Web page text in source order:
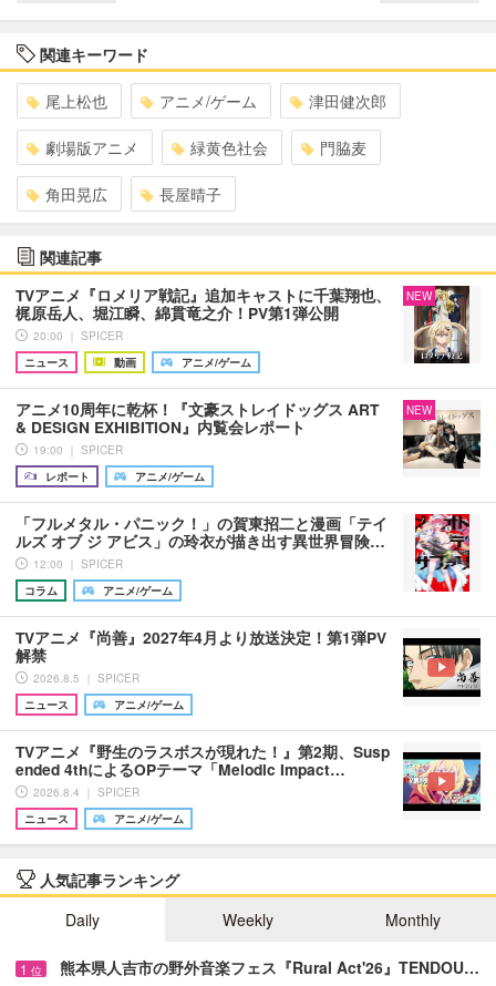
関連キーワード
尾上松也 アニメ/ゲーム 津田健次郎
劇場版アニメ 緑黄色社会 門脇麦
角田晃広 長屋晴子
関連記事
TVアニメ『ロメリア戦記』追加キャストに千葉翔也、
梶原岳人、堀江瞬、綿貫竜之介！PV第1弾公開
20:00 ｜ SPICER
ニュース
動画 アニメ/ゲーム
NEW
アニメ10周年に乾杯！『文豪ストレイドッグス ART
& DESIGN EXHIBITION』内覧会レポート
19:00 ｜ SPICER
レポート
アニメ/ゲーム
NEW
「フルメタル・パニック！」の賀東招二と漫画「テイ
ルズ オブ ジ アビス」の玲衣が描き出す異世界冒険…
12:00 ｜ SPICER
コラム
アニメ/ゲーム
TVアニメ『尚善』2027年4月より放送決定！第1弾PV
解禁
2026.8.5 ｜ SPICER
ニュース
アニメ/ゲーム
TVアニメ『野生のラスボスが現れた！』第2期、Susp
ended 4thによるOPテーマ「Melodic Impact…
2026.8.4 ｜ SPICER
ニュース
アニメ/ゲーム
人気記事ランキング
Daily
Weekly Monthly
1 位 熊本県人吉市の野外音楽フェス『Rural Act'26』TENDOU…